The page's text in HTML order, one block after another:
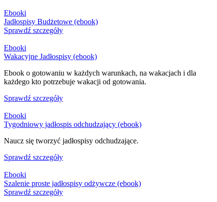
Ebooki
Jadłospisy Budżetowe (ebook)
Sprawdź szczegóły
Ebooki
Wakacyjne Jadłospisy (ebook)
Ebook o gotowaniu w każdych warunkach, na wakacjach i dla
każdego kto potrzebuje wakacji od gotowania.
Sprawdź szczegóły
Ebooki
Tygodniowy jadłospis odchudzający (ebook)
Naucz się tworzyć jadłospisy odchudzające.
Sprawdź szczegóły
Ebooki
Szalenie proste jadłospisy odżywcze (ebook)
Sprawdź szczegóły